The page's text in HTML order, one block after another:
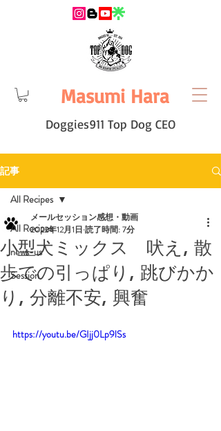
Masumi Hara
Doggies911 Top Dog CEO
記事
All Recipes
news-us
Session
All Recipes
小型犬ミックス 吠え, 散
歩での引っぱり, 跳びかか
り, 分離不安, 興奮
メールセッション感想・動画
2022年12月1日 読了時間: 7分
https://youtu.be/GIjj0Lp9lSs